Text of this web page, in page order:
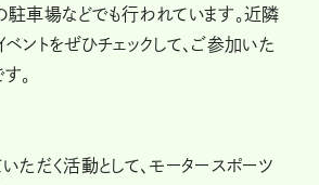
駐車場などでも行われています。近隣
ントをぜひチェックして、ご参加いた
。
ただく活動として、モータースポーツ